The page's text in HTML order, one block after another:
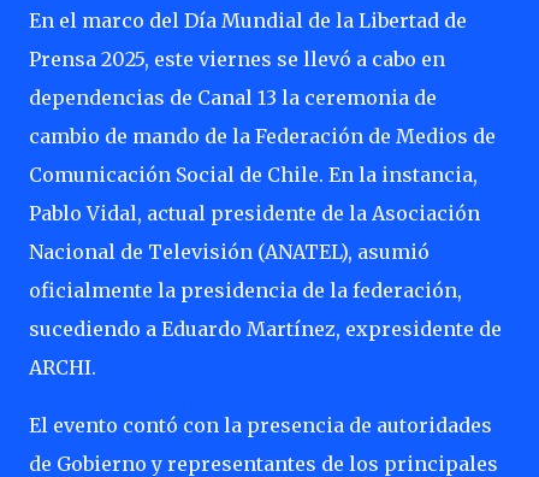
En el marco del Día Mundial de la Libertad de
Prensa 2025, este viernes se llevó a cabo en
dependencias de Canal 13 la ceremonia de
cambio de mando de la Federación de Medios de
Comunicación Social de Chile. En la instancia,
Pablo Vidal, actual presidente de la Asociación
Nacional de Televisión (ANATEL), asumió
oficialmente la presidencia de la federación,
sucediendo a Eduardo Martínez, expresidente de
ARCHI.
El evento contó con la presencia de autoridades
de Gobierno y representantes de los principales